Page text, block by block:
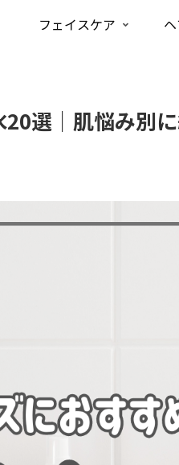
フェイスケア
選｜肌悩み別